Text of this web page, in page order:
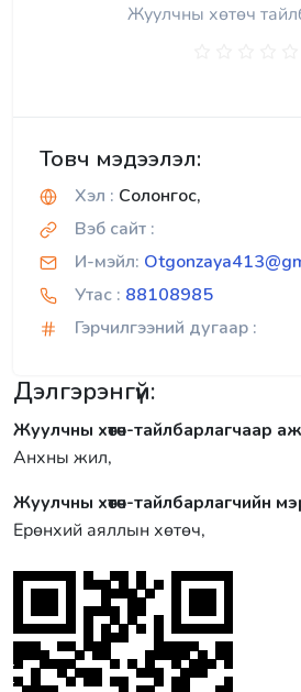
Жуулчны хөтөч
Товч мэдээлэл:
Хэл : Солонгос,
Вэб сайт :
И-мэйл:
Утас : 88108985
Гэрчилгээний дугаар :
Дэлгэрэнгүй:
Жуулчны хөтөч-тайлбарлагчаар
Анхны жил,
Жуулчны хөтөч-тайлбарлагчийн
Ерөнхий аяллын хөтөч,